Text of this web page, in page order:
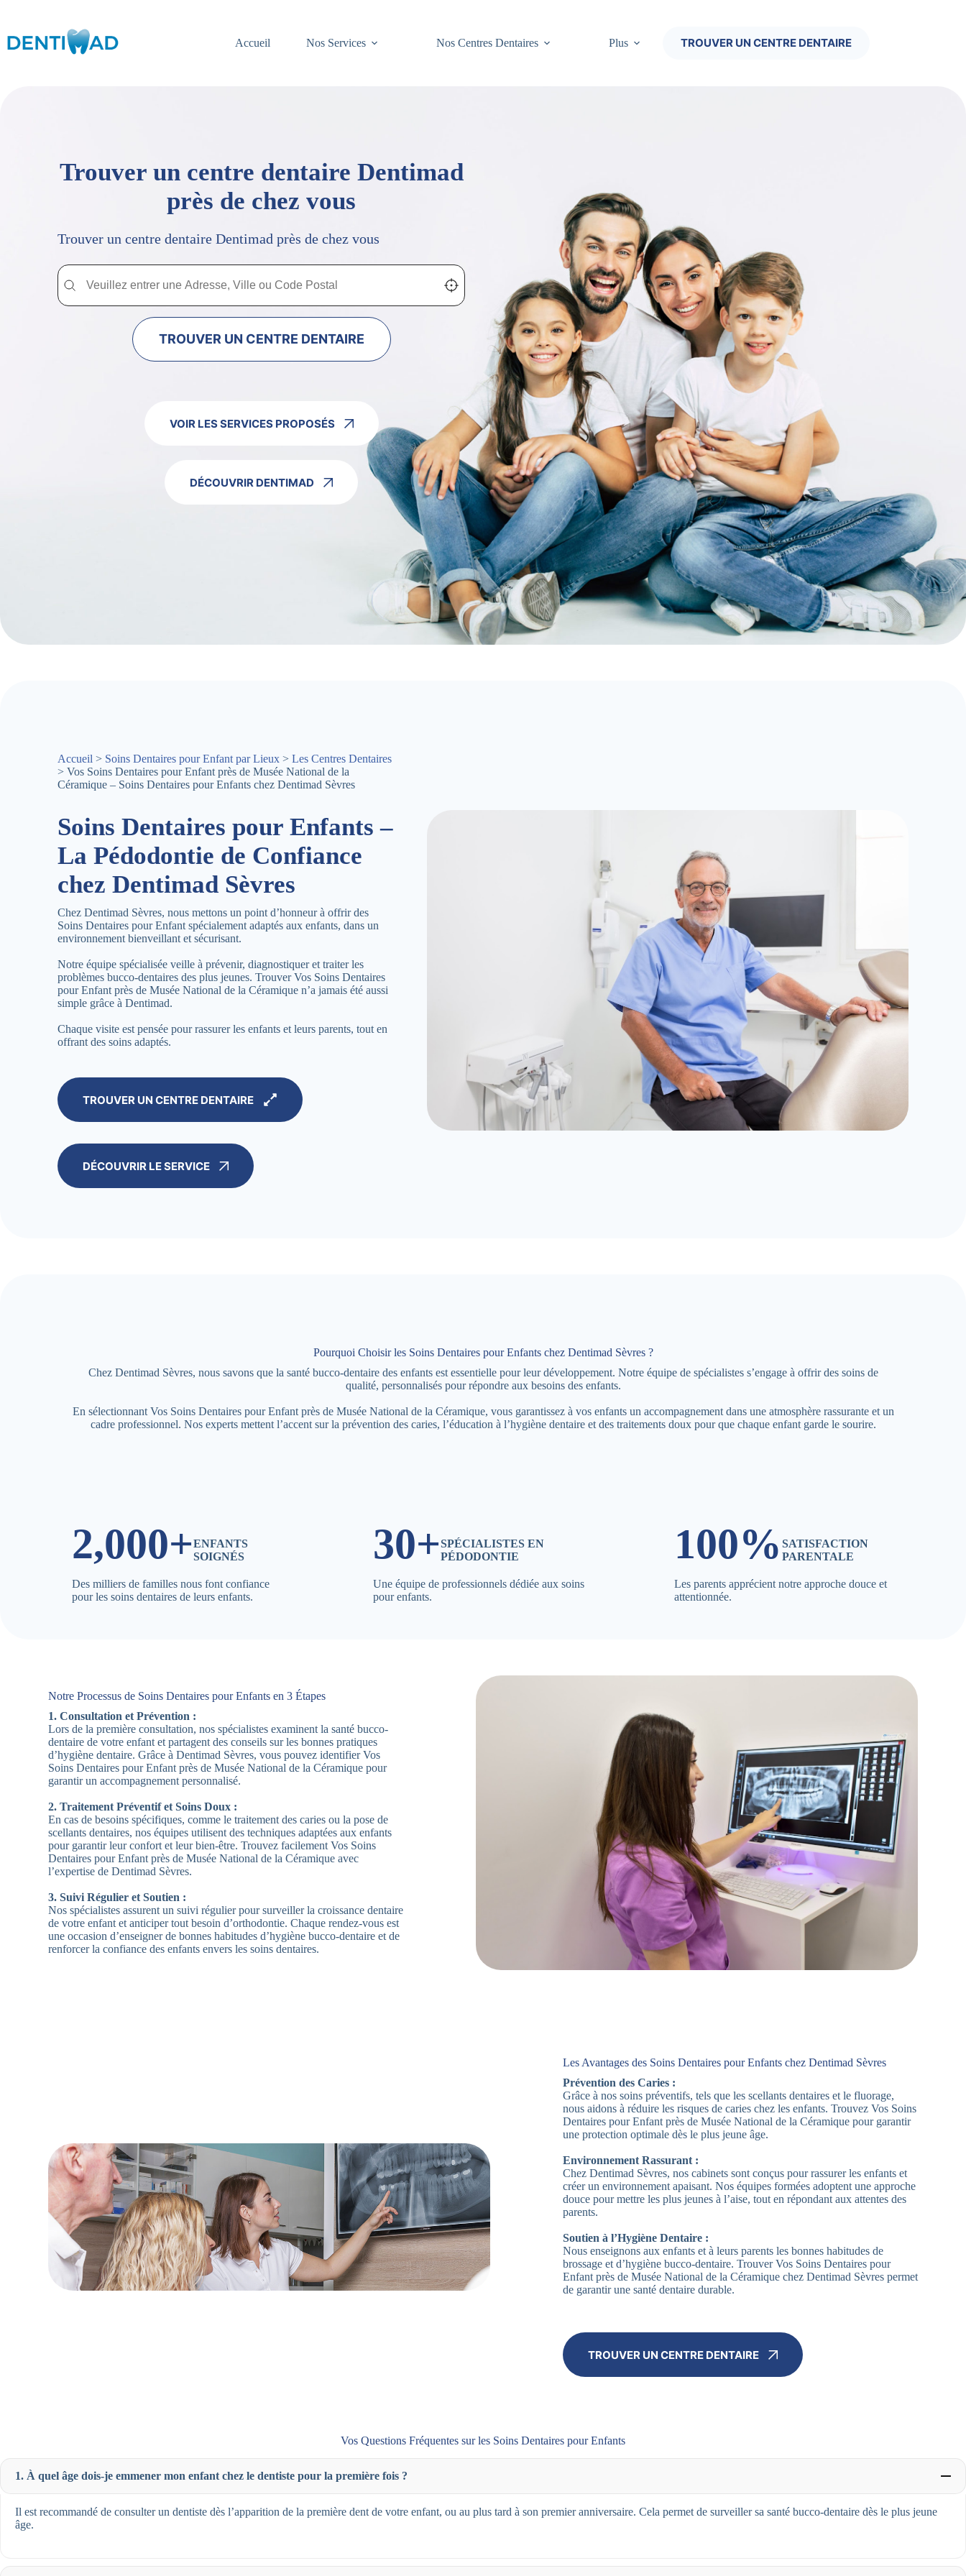
Accueil
Nos Services Nos Centres Dentaires Plus TROUVER UN CENTRE DENTAIRE
Trouver un centre dentaire Dentimad
près de chez vous
Trouver un centre dentaire Dentimad près de chez vous
Trouver un centre dentaire Dentimad près de chez vous
Trouver un centre dentaire Dentimad près de chez vous Localisez-moi
TROUVER UN CENTRE DENTAIRE
VOIR LES SERVICES PROPOSÉS
DÉCOUVRIR DENTIMAD
Accueil > Soins Dentaires pour Enfant par Lieux > Les Centres Dentaires
> Vos Soins Dentaires pour Enfant près de Musée National de la
Céramique – Soins Dentaires pour Enfants chez Dentimad Sèvres
Soins Dentaires pour Enfants –
La Pédodontie de Confiance
chez Dentimad Sèvres
Chez Dentimad Sèvres, nous mettons un point d’honneur à offrir des
Soins Dentaires pour Enfant spécialement adaptés aux enfants, dans un
environnement bienveillant et sécurisant.
Notre équipe spécialisée veille à prévenir, diagnostiquer et traiter les
problèmes bucco-dentaires des plus jeunes. Trouver Vos Soins Dentaires
pour Enfant près de Musée National de la Céramique n’a jamais été aussi
simple grâce à Dentimad.
Chaque visite est pensée pour rassurer les enfants et leurs parents, tout en
offrant des soins adaptés.
TROUVER UN CENTRE DENTAIRE
DÉCOUVRIR LE SERVICE
Pourquoi Choisir les Soins Dentaires pour Enfants chez Dentimad Sèvres ?
Chez Dentimad Sèvres, nous savons que la santé bucco-dentaire des enfants est essentielle pour leur développement. Notre équipe de spécialistes s’engage à offrir des soins de
qualité, personnalisés pour répondre aux besoins des enfants.
En sélectionnant Vos Soins Dentaires pour Enfant près de Musée National de la Céramique, vous garantissez à vos enfants un accompagnement dans une atmosphère rassurante et un
cadre professionnel. Nos experts mettent l’accent sur la prévention des caries, l’éducation à l’hygiène dentaire et des traitements doux pour que chaque enfant garde le sourire.
2,000+ENFANTS
SOIGNÉS
Des milliers de familles nous font confiance
pour les soins dentaires de leurs enfants.
30+SPÉCIALISTES EN
PÉDODONTIE
Une équipe de professionnels dédiée aux soins
pour enfants.
100% SATISFACTION
PARENTALE
Les parents apprécient notre approche douce et
attentionnée.
Notre Processus de Soins Dentaires pour Enfants en 3 Étapes
1. Consultation et Prévention :
Lors de la première consultation, nos spécialistes examinent la santé bucco-
dentaire de votre enfant et partagent des conseils sur les bonnes pratiques
d’hygiène dentaire. Grâce à Dentimad Sèvres, vous pouvez identifier Vos
Soins Dentaires pour Enfant près de Musée National de la Céramique pour
garantir un accompagnement personnalisé.
2. Traitement Préventif et Soins Doux :
En cas de besoins spécifiques, comme le traitement des caries ou la pose de
scellants dentaires, nos équipes utilisent des techniques adaptées aux enfants
pour garantir leur confort et leur bien-être. Trouvez facilement Vos Soins
Dentaires pour Enfant près de Musée National de la Céramique avec
l’expertise de Dentimad Sèvres.
3. Suivi Régulier et Soutien :
Nos spécialistes assurent un suivi régulier pour surveiller la croissance dentaire
de votre enfant et anticiper tout besoin d’orthodontie. Chaque rendez-vous est
une occasion d’enseigner de bonnes habitudes d’hygiène bucco-dentaire et de
renforcer la confiance des enfants envers les soins dentaires.
Les Avantages des Soins Dentaires pour Enfants chez Dentimad Sèvres
Prévention des Caries :
Grâce à nos soins préventifs, tels que les scellants dentaires et le fluorage,
nous aidons à réduire les risques de caries chez les enfants. Trouvez Vos Soins
Dentaires pour Enfant près de Musée National de la Céramique pour garantir
une protection optimale dès le plus jeune âge.
Environnement Rassurant :
Chez Dentimad Sèvres, nos cabinets sont conçus pour rassurer les enfants et
créer un environnement apaisant. Nos équipes formées adoptent une approche
douce pour mettre les plus jeunes à l’aise, tout en répondant aux attentes des
parents.
Soutien à l’Hygiène Dentaire :
Nous enseignons aux enfants et à leurs parents les bonnes habitudes de
brossage et d’hygiène bucco-dentaire. Trouver Vos Soins Dentaires pour
Enfant près de Musée National de la Céramique chez Dentimad Sèvres permet
de garantir une santé dentaire durable.
TROUVER UN CENTRE DENTAIRE
Vos Questions Fréquentes sur les Soins Dentaires pour Enfants
1. À quel âge dois-je emmener mon enfant chez le dentiste pour la première fois ?
Il est recommandé de consulter un dentiste dès l’apparition de la première dent de votre enfant, ou au plus tard à son premier anniversaire. Cela permet de surveiller sa santé bucco-dentaire dès le plus jeune
âge.